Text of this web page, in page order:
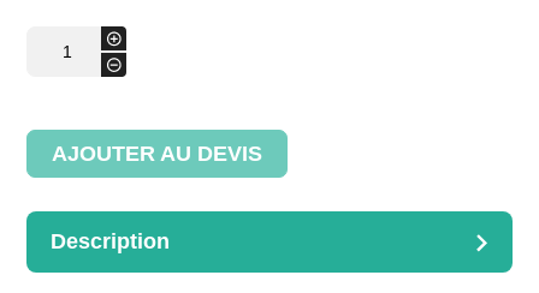
-
manutention
+
AJOUTER AU DEVIS
Description